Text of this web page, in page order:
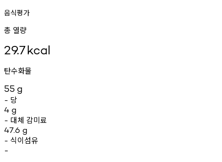
음식평가
총 열량
29.7kcal
탄수화물
55 g
- 당
4 g
- 대체 감미료
47.6 g
- 식이섬유
-